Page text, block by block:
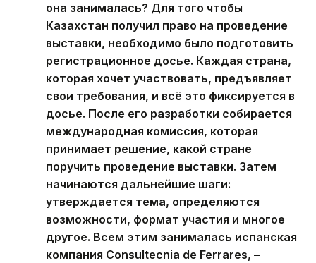
она занималась? Для того чтобы
Казахстан получил право на проведение
выставки, необходимо было подготовить
регистрационное досье. Каждая страна,
которая хочет участвовать, предъявляет
свои требования, и всё это фиксируется в
досье. После его разработки собирается
международная комиссия, которая
принимает решение, какой стране
поручить проведение выставки. Затем
начинаются дальнейшие шаги:
утверждается тема, определяются
возможности, формат участия и многое
другое. Всем этим занималась испанская
компания Consultecnia de Ferrares, –